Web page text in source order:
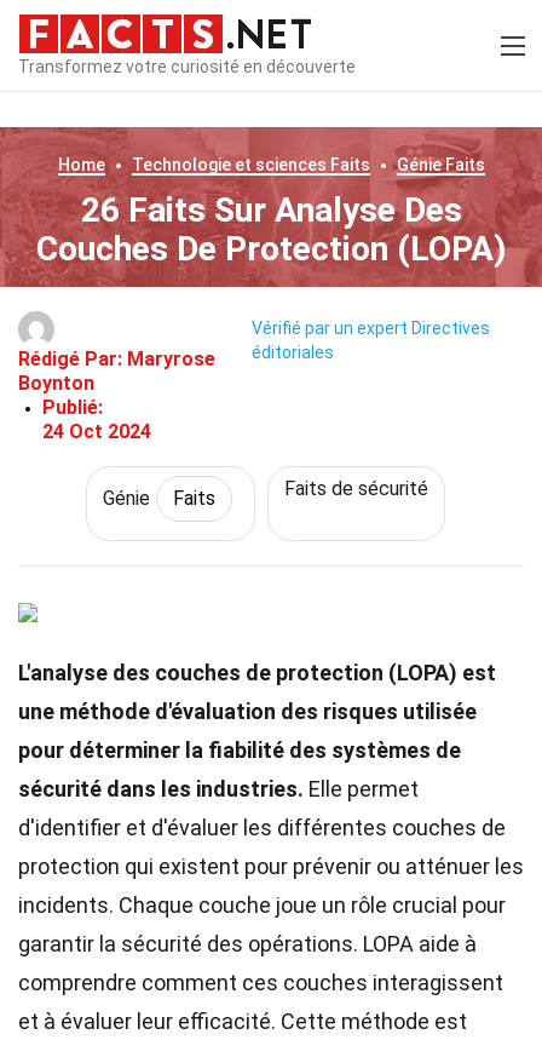
Transformez votre curiosité en découverte
Home Technologie et sciences Faits GénieFaits
26 Faits Sur Analyse Des
Couches De Protection (LOPA)
Rédigé Par: Maryrose
Boynton
Publié:
24 Oct 2024
Vérifié par un expert Directives
éditoriales
Génie Faits Faits de sécurité
L'analyse des couches de protection (LOPA) est
une méthode d'évaluation des risques utilisée
pour déterminer la fiabilité des systèmes de
sécurité dans les industries. Elle permet
d'identifier et d'évaluer les différentes couches de
protection qui existent pour prévenir ou atténuer les
incidents. Chaque couche joue un rôle crucial pour
garantir la sécurité des opérations. LOPA aide à
comprendre comment ces couches interagissent
et à évaluer leur efficacité. Cette méthode est